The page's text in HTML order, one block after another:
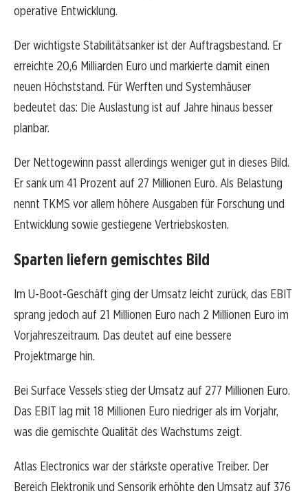
operative Entwicklung.
Der wichtigste Stabilitätsanker ist der Auftragsbestand. Er
erreichte 20,6 Milliarden Euro und markierte damit einen
neuen Höchststand. Für Werften und Systemhäuser
bedeutet das: Die Auslastung ist auf Jahre hinaus besser
planbar.
Der Nettogewinn passt allerdings weniger gut in dieses Bild.
Er sank um 41 Prozent auf 27 Millionen Euro. Als Belastung
nennt TKMS vor allem höhere Ausgaben für Forschung und
Entwicklung sowie gestiegene Vertriebskosten.
Sparten liefern gemischtes Bild
Im U-Boot-Geschäft ging der Umsatz leicht zurück, das EBIT
sprang jedoch auf 21 Millionen Euro nach 2 Millionen Euro im
Vorjahreszeitraum. Das deutet auf eine bessere
Projektmarge hin.
Bei Surface Vessels stieg der Umsatz auf 277 Millionen Euro.
Das EBIT lag mit 18 Millionen Euro niedriger als im Vorjahr,
was die gemischte Qualität des Wachstums zeigt.
Atlas Electronics war der stärkste operative Treiber. Der
Bereich Elektronik und Sensorik erhöhte den Umsatz auf 376